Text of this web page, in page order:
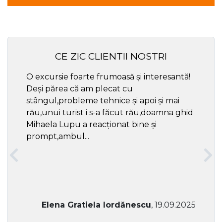
CE ZIC CLIENTII NOSTRI
O excursie foarte frumoasă și interesantă!
Deși părea că am plecat cu
stângul,probleme tehnice și apoi și mai
rău,unui turist i s-a făcut rău,doamna ghid
Mihaela Lupu a reacționat bine și
prompt,ambul...
Elena Gratiela Iordănescu, 19.09.2025